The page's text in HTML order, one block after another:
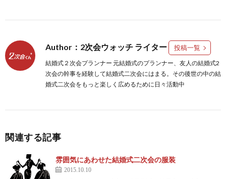
Author：2次会ウォッチ ライター 投稿一覧
結婚式２次会プランナー 元結婚式のプランナー、友人の結婚式2
次会の幹事を経験して結婚式二次会にはまる。その後世の中の結
婚式二次会をもっと楽しく広めるために日々活動中
関連する記事
雰囲気にあわせた結婚式二次会の服装
2015.10.10